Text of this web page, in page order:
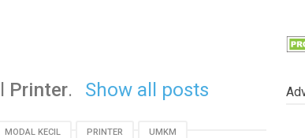
Printer. Show all posts
MODAL KECIL PRINTER UMKM